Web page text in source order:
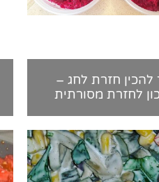
להכין חזרת לחג –
לחזרת מסורתית